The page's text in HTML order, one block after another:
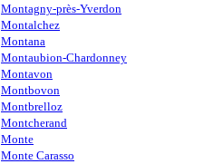
Montagny-près-Yverdon
Montalchez
Montana
Montaubion-Chardonney
Montavon
Montbovon
Montbrelloz
Montcherand
Monte
Monte Carasso